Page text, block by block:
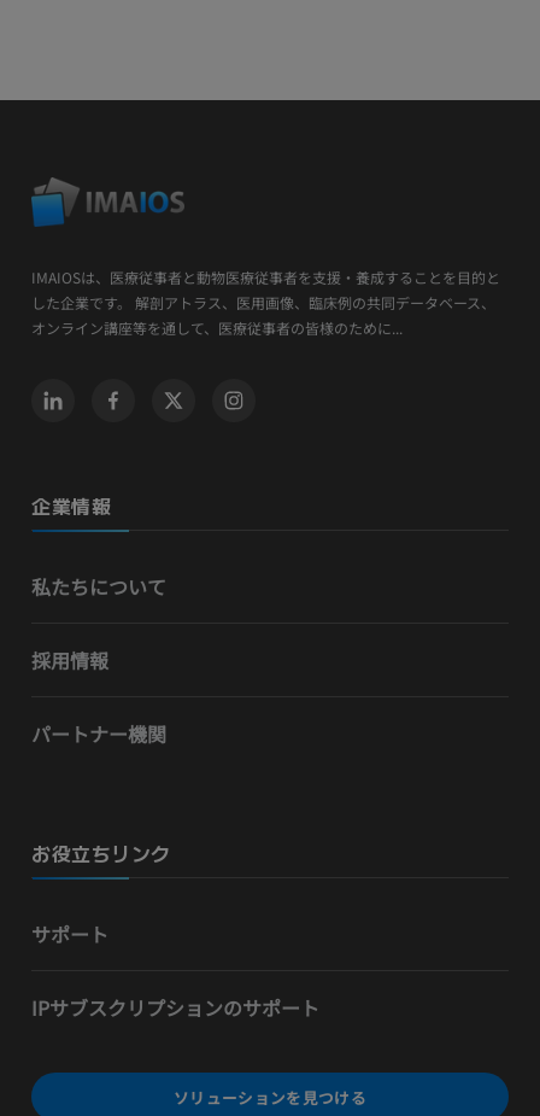
IMAIOSは、医療従事者と動物医療従事者を支援・養成することを目的と
した企業です。 解剖アトラス、医用画像、臨床例の共同データベース、
オンライン講座等を通して、医療従事者の皆様のために...
企業情報
私たちについて
採用情報
パートナー機関
お役立ちリンク
サポート
IPサブスクリプションのサポート
ソリューションを見つける